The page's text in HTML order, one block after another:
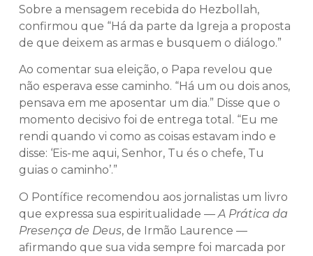
Sobre a mensagem recebida do Hezbollah,
confirmou que “Há da parte da Igreja a proposta
de que deixem as armas e busquem o diálogo.”
Ao comentar sua eleição, o Papa revelou que
não esperava esse caminho. “Há um ou dois anos,
pensava em me aposentar um dia.” Disse que o
momento decisivo foi de entrega total. “Eu me
rendi quando vi como as coisas estavam indo e
disse: ‘Eis-me aqui, Senhor, Tu és o chefe, Tu
guias o caminho’.”
O Pontífice recomendou aos jornalistas um livro
que expressa sua espiritualidade — A Prática da
Presença de Deus, de Irmão Laurence —
afirmando que sua vida sempre foi marcada por